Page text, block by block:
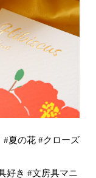
#夏の花 #クローズ
好き #文房具マニ